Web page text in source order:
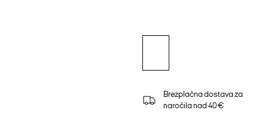
Brezplačna dostava za
naročila nad 40 €